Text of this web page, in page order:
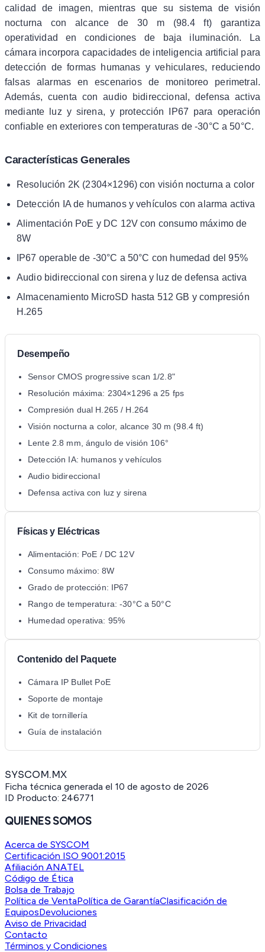
calidad de imagen, mientras que su sistema de visión
nocturna con alcance de 30 m (98.4 ft) garantiza
operatividad en condiciones de baja iluminación. La
cámara incorpora capacidades de inteligencia artificial para
detección de formas humanas y vehiculares, reduciendo
falsas alarmas en escenarios de monitoreo perimetral.
Además, cuenta con audio bidireccional, defensa activa
mediante luz y sirena, y protección IP67 para operación
confiable en exteriores con temperaturas de -30°C a 50°C.
Características Generales
Resolución 2K (2304×1296) con visión nocturna a color
Detección IA de humanos y vehículos con alarma activa
Alimentación PoE y DC 12V con consumo máximo de
8W
IP67 operable de -30°C a 50°C con humedad del 95%
Audio bidireccional con sirena y luz de defensa activa
Almacenamiento MicroSD hasta 512 GB y compresión
H.265
Desempeño
Sensor CMOS progressive scan 1/2.8"
Resolución máxima: 2304×1296 a 25 fps
Compresión dual H.265 / H.264
Visión nocturna a color, alcance 30 m (98.4 ft)
Lente 2.8 mm, ángulo de visión 106°
Detección IA: humanos y vehículos
Audio bidireccional
Defensa activa con luz y sirena
Físicas y Eléctricas
Alimentación: PoE / DC 12V
Consumo máximo: 8W
Grado de protección: IP67
Rango de temperatura: -30°C a 50°C
Humedad operativa: 95%
Contenido del Paquete
Cámara IP Bullet PoE
Soporte de montaje
Kit de tornillería
Guía de instalación
SYSCOM.MX
Ficha técnica generada el 10 de agosto de 2026
ID Producto: 246771
QUIENES SOMOS
Acerca de SYSCOM
Certificación ISO 9001:2015
Afiliación ANATEL
Código de Ética
Bolsa de Trabajo
Política de VentaPolítica de GarantíaClasificación de
EquiposDevoluciones
Aviso de Privacidad
Contacto
Términos y Condiciones